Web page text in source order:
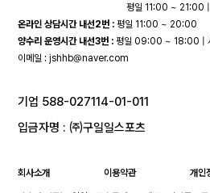
평일 11:00 ~ 21:00
온라인 상담시간 내선2번 : 평일 11:00 ~ 20:00
양수리 운영시간 내선3번 : 평일 09:00 ~ 18:00 |
이메일 :jshhb@naver.com
기업 588-027114-01-011
입금자명 : ㈜구일일스포츠
회사소개 이용약관 개인